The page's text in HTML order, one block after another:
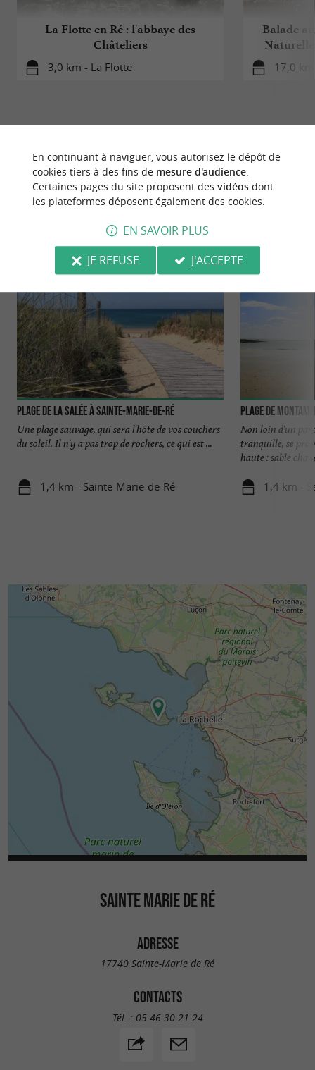
La Flotte en Ré : l'abbaye des
Châteliers
3,0 km - La Flotte
Balade
17,0
À DÉCOUVRIRAUX ALENTOURS
Plage de la Salée à Sainte-Marie-de-Ré
Une plage sauvage, qui sera l'hôte de vos couchers
du soleil. Il n'y a pas trop de rochers, ce qui est ...
1,4 km - Sainte-Marie-de-Ré
Plage de
Non loin d'un
tranquille, se
haute : sable
1,4 km -
SAINTE MARIE DE RÉ
ADRESSE
17740 Sainte-Marie de Ré
CONTACTS
Tél. : 05 46 30 21 24
En continuant à naviguer, vous autorisez le dépôt de
cookies tiers à des fins de mesure d'audience.
Certaines pages du site proposent des vidéosdont
les plateformes déposent également des cookies.
EN SAVOIR PLUS
JE REFUSE
J'ACCEPTE